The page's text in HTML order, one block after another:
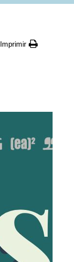
Imprimir